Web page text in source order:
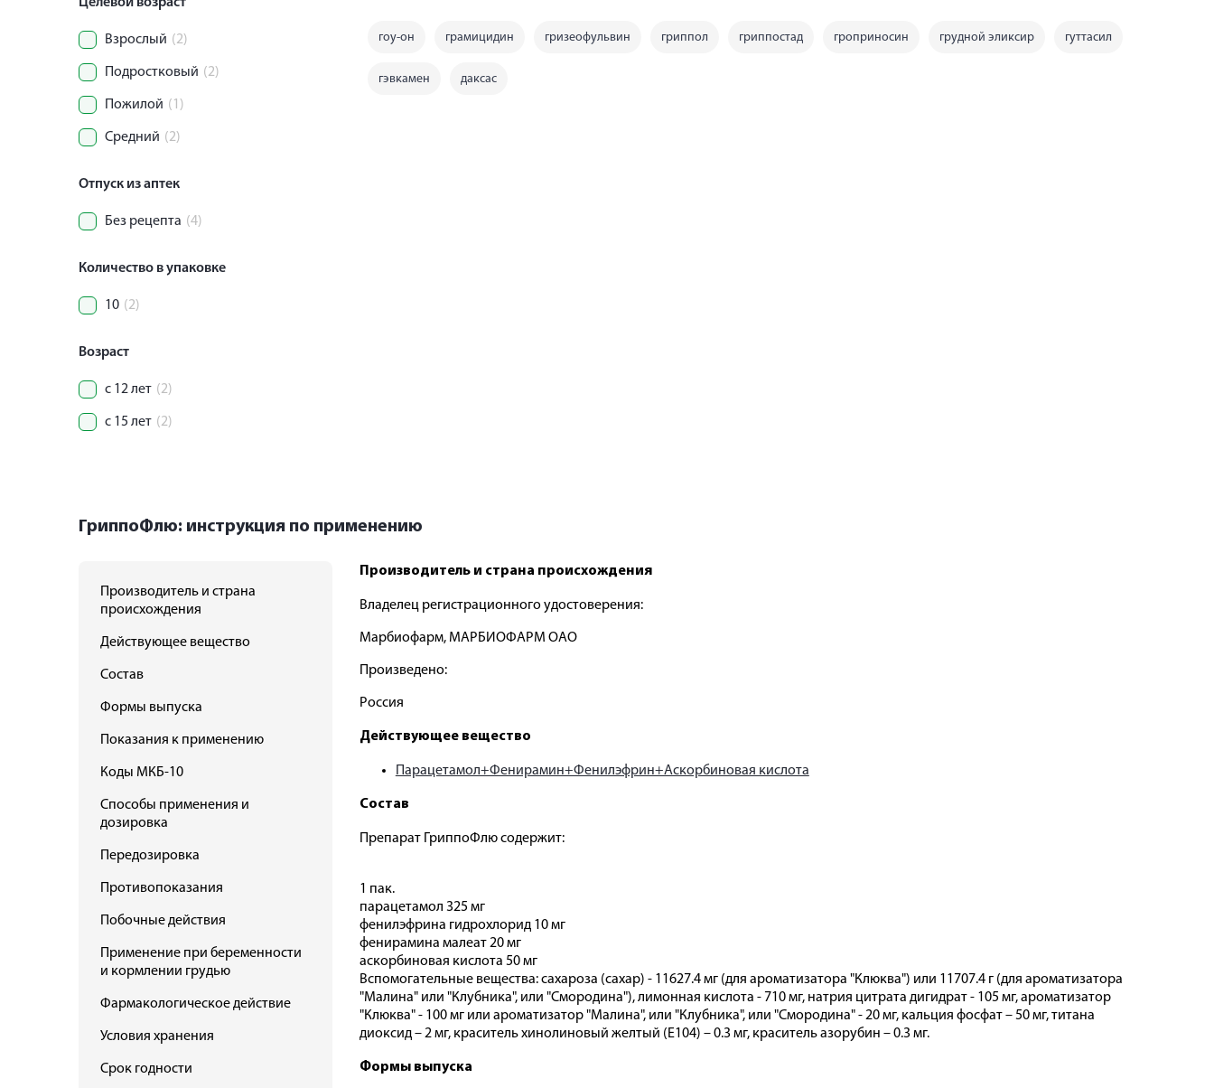
Взрослый (2)
Подростковый (2)
Пожилой (1)
Средний (2)
Отпуск из аптек
Без рецепта (4)
Количество в упаковке
10 (2)
Возраст
с 12 лет (2)
с 15 лет (2)
гоу-он грамицидин гризеофульвин гриппол гриппостад гроприносин грудной эликсир гуттасил
гэвкамен даксас
ГриппоФлю: инструкция по применению
Производитель и страна
происхождения
Действующее вещество
Состав
Формы выпуска
Показания к применению
Коды МКБ-10
Способы применения и
дозировка
Передозировка
Противопоказания
Побочные действия
Применение при беременности
и кормлении грудью
Фармакологическое действие
Условия хранения
Срок годности
Производитель и страна происхождения
Владелец регистрационного удостоверения:
Марбиофарм, МАРБИОФАРМ ОАО
Произведено:
Россия
Действующее вещество
Парацетамол+Фенирамин+Фенилэфрин+Аскорбиновая кислота
Состав
Препарат ГриппоФлю содержит:
1 пак.
парацетамол 325 мг
фенилэфрина гидрохлорид 10 мг
фенирамина малеат 20 мг
аскорбиновая кислота 50 мг
Вспомогательные вещества: сахароза (сахар) - 11627.4 мг (для ароматизатора "Клюква") или 11707.4 г (для ароматизатора
"Малина" или "Клубника", или "Смородина"), лимонная кислота - 710 мг, натрия цитрата дигидрат - 105 мг, ароматизатор
"Клюква" - 100 мг или ароматизатор "Малина", или "Клубника", или "Смородина" - 20 мг, кальция фосфат – 50 мг, титана
диоксид – 2 мг, краситель хинолиновый желтый (Е104) – 0.3 мг, краситель азорубин – 0.3 мг.
Формы выпуска